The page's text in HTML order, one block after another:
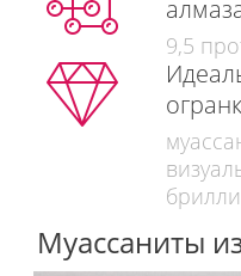
9,5
Муассаниты